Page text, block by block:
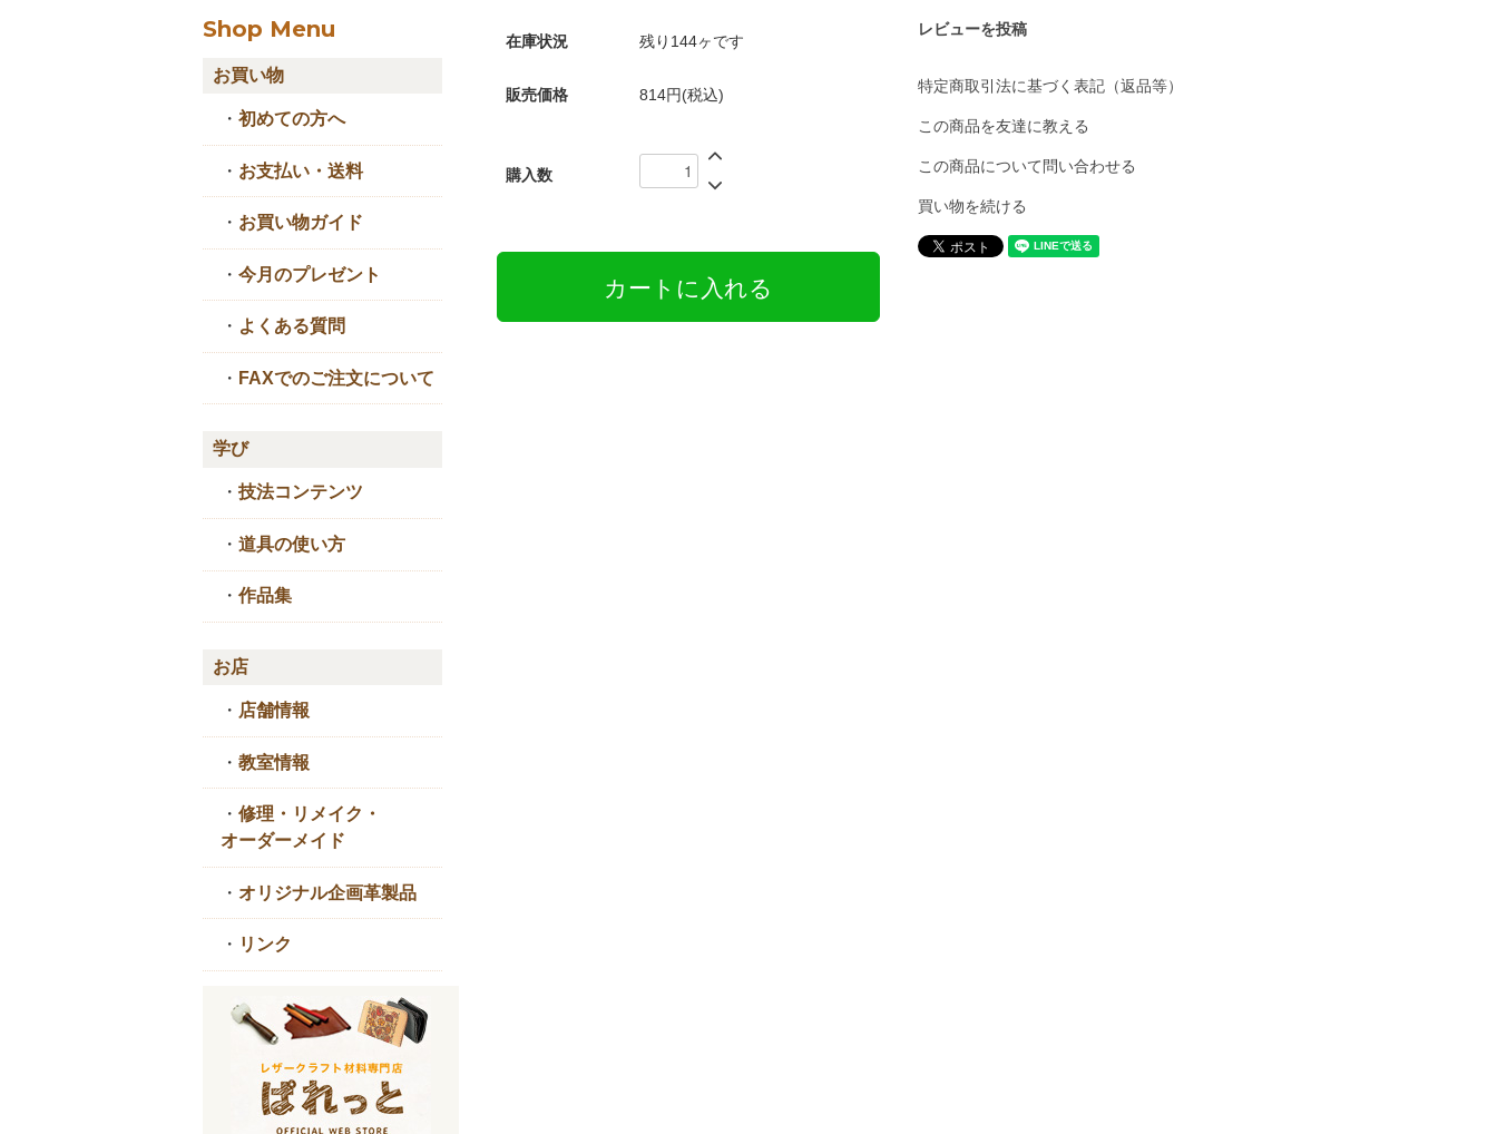
在庫状況 残り144ヶです
販売価格 814円(税込)
購入数
レビューを投稿
特定商取引法に基づく表記（返品等）
この商品を友達に教える
この商品について問い合わせる
買い物を続ける
Shop Menu
お買い物
・ 初めての方へ
・ お支払い・送料
・ お買い物ガイド
・ 今月のプレゼント
・ よくある質問
・ FAXでのご注文について
学び
・ 技法コンテンツ
・ 道具の使い方
・ 作品集
お店
・ 店舗情報
・ 教室情報
・ 修理・リメイク・
オーダーメイド
・ オリジナル企画革製品
・ リンク